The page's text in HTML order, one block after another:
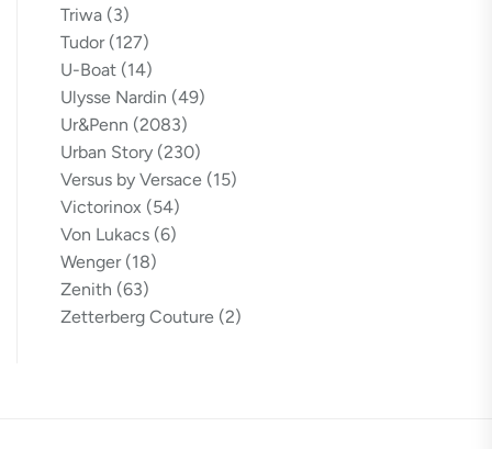
Triwa (3)
Tudor (127)
U-Boat (14)
Ulysse Nardin (49)
Ur&Penn (2083)
Urban Story (230)
Versus by Versace (15)
Victorinox (54)
Von Lukacs (6)
Wenger (18)
Zenith (63)
Zetterberg Couture (2)